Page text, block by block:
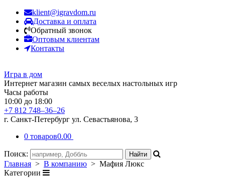
klient@igravdom.ru
Доставка и оплата
Обратный звонок
Оптовым клиентам
Контакты
Игра в дом
Интернет магазин самых веселых настольных игр
Часы работы
10:00 до 18:00
+7 812 748–36–26
г. Санкт-Петербург ул. Севастьянова, 3
0 товаров0.00
Поиск:
Главная > В компанию > Мафия Люкс
Категории